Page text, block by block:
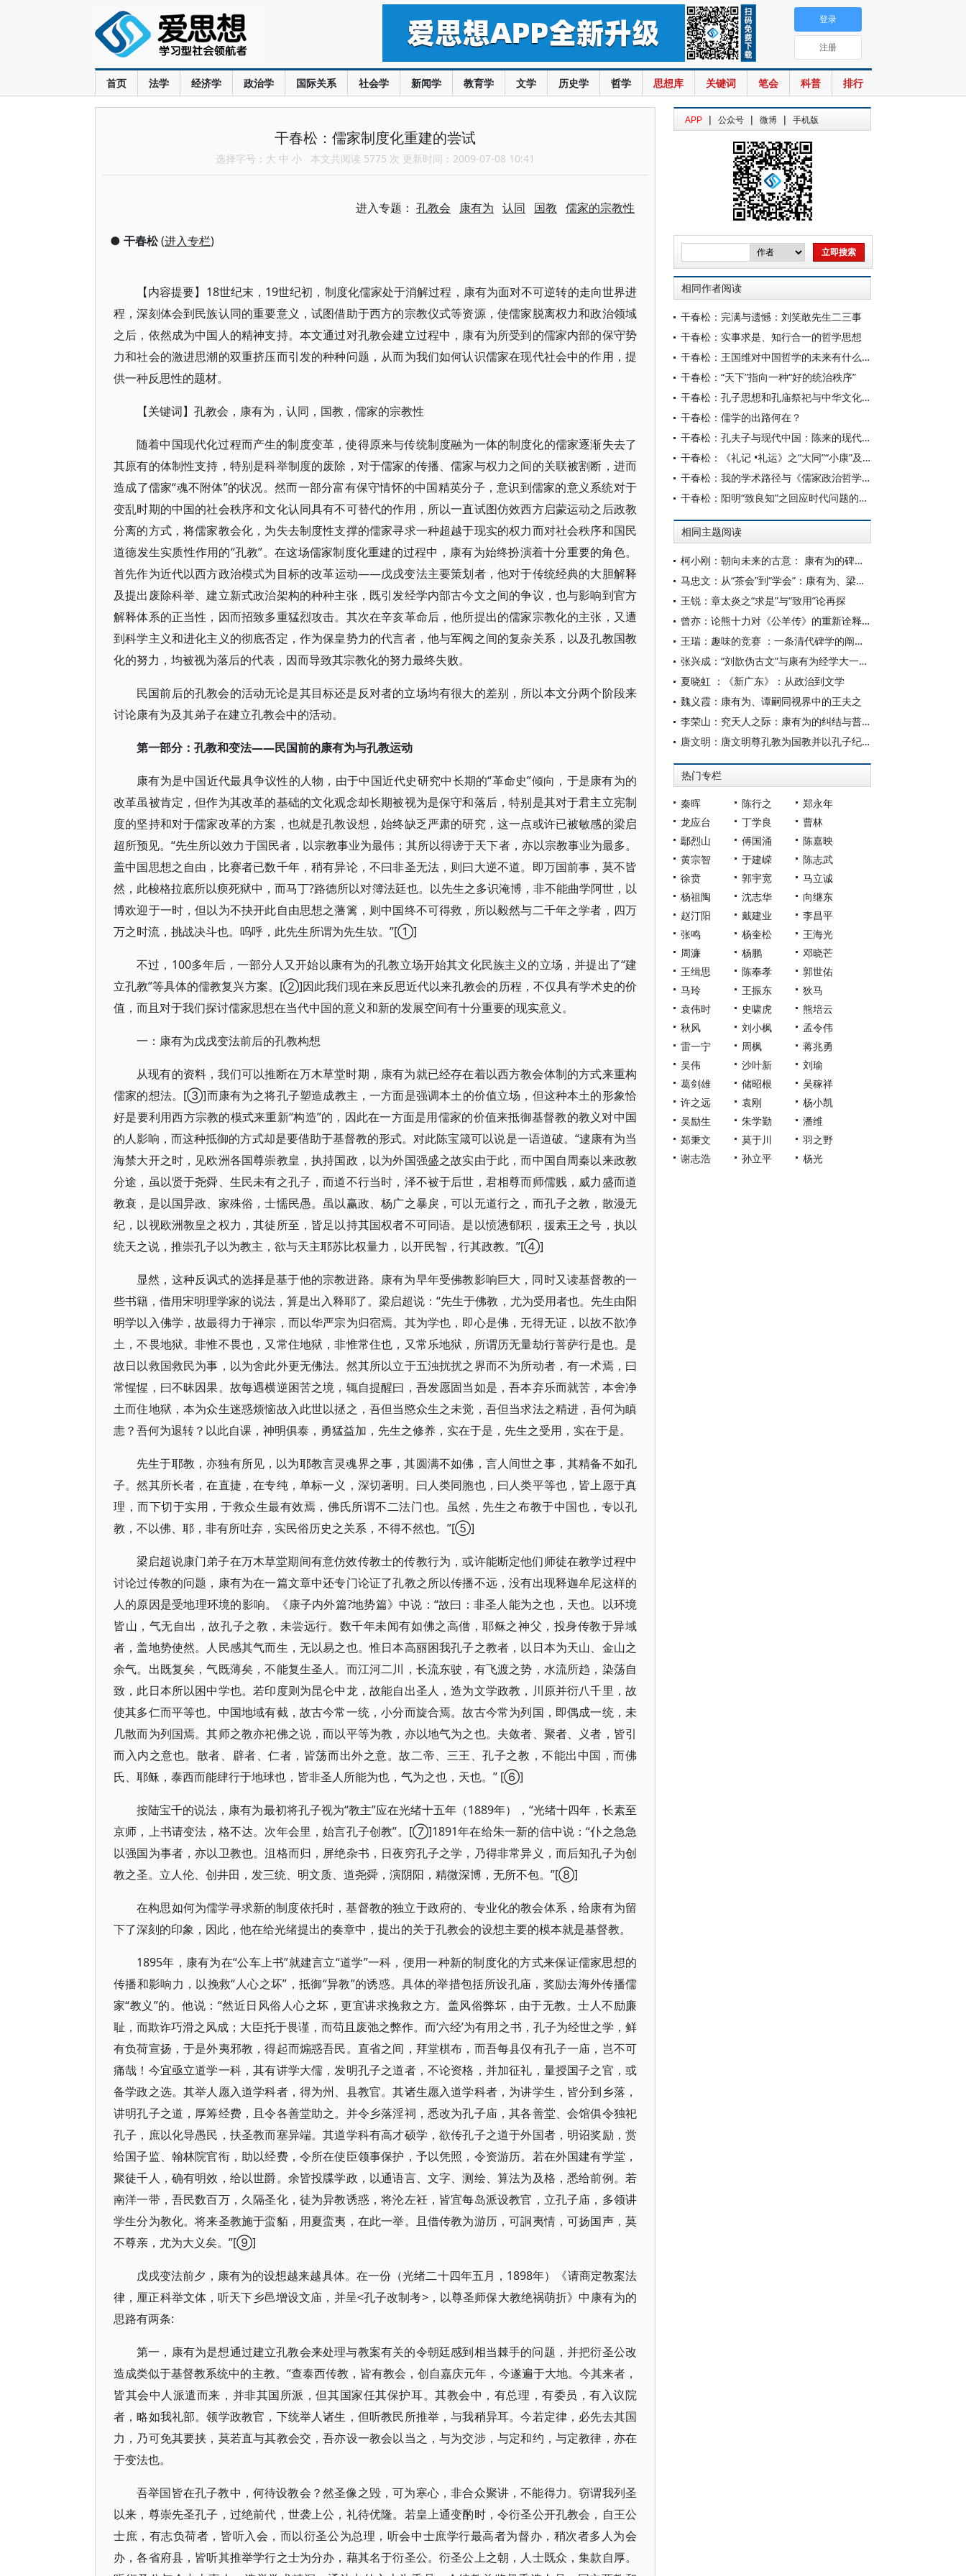
首页 法学 经济学 政治学 国际关系 社会学 新闻学 教育学 文学 历史学 哲学 思想库 关键词 笔会 科普 排行
登录
注册
干春松：儒家制度化重建的尝试
选择字号： 大 中 小 本文共阅读 5775 次 更新时间：2009-07-08 10:41
进入专题： 孔教会 康有为 认同 国教 儒家的宗教性
● 干春松(进入专栏)
【内容提要】18世纪末，19世纪初，制度化儒家处于消解过程，康有为面对不可逆转的走向世界进
程，深刻体会到民族认同的重要意义，试图借助于西方的宗教仪式等资源，使儒家脱离权力和政治领域
之后，依然成为中国人的精神支持。本文通过对孔教会建立过程中，康有为所受到的儒家内部的保守势
力和社会的激进思潮的双重挤压而引发的种种问题，从而为我们如何认识儒家在现代社会中的作用，提
供一种反思性的题材。
【关键词】孔教会，康有为，认同，国教，儒家的宗教性
随着中国现代化过程而产生的制度变革，使得原来与传统制度融为一体的制度化的儒家逐渐失去了
其原有的体制性支持，特别是科举制度的废除，对于儒家的传播、儒家与权力之间的关联被割断，进而
造成了儒家“魂不附体”的状况。然而一部分富有保守情怀的中国精英分子，意识到儒家的意义系统对于
变乱时期的中国的社会秩序和文化认同具有不可替代的作用，所以一直试图仿效西方启蒙运动之后政教
分离的方式，将儒家教会化，为失去制度性支撑的儒家寻求一种超越于现实的权力而对社会秩序和国民
道德发生实质性作用的“孔教”。在这场儒家制度化重建的过程中，康有为始终扮演着十分重要的角色。
首先作为近代以西方政治模式为目标的改革运动——戊戌变法主要策划者，他对于传统经典的大胆解释
及提出废除科举、建立新式政治架构的种种主张，既引发经学内部古今文之间的争议，也与影响到官方
解释体系的正当性，因而招致多重猛烈攻击。其次在辛亥革命后，他所提出的儒家宗教化的主张，又遭
到科学主义和进化主义的彻底否定，作为保皇势力的代言者，他与军阀之间的复杂关系，以及孔教国教
化的努力，均被视为落后的代表，因而导致其宗教化的努力最终失败。
民国前后的孔教会的活动无论是其目标还是反对者的立场均有很大的差别，所以本文分两个阶段来
讨论康有为及其弟子在建立孔教会中的活动。
第一部分：孔教和变法——民国前的康有为与孔教运动
康有为是中国近代最具争议性的人物，由于中国近代史研究中长期的“革命史”倾向，于是康有为的
改革虽被肯定，但作为其改革的基础的文化观念却长期被视为是保守和落后，特别是其对于君主立宪制
度的坚持和对于儒家改革的方案，也就是孔教设想，始终缺乏严肃的研究，这一点或许已被敏感的梁启
超所预见。“先生所以效力于国民者，以宗教事业为最伟；其所以得谤于天下者，亦以宗教事业为最多。
盖中国思想之自由，比赛者已数千年，稍有异论，不曰非圣无法，则曰大逆不道。即万国前事，莫不皆
然，此梭格拉底所以瘐死狱中，而马丁?路德所以对簿法廷也。以先生之多识淹博，非不能曲学阿世，以
博欢迎于一时，但以为不抉开此自由思想之藩篱，则中国终不可得救，所以毅然与二千年之学者，四万
万之时流，挑战决斗也。呜呼，此先生所谓为先生欤。”[①]
不过，100多年后，一部分人又开始以康有为的孔教立场开始其文化民族主义的立场，并提出了“建
立孔教”等具体的儒教复兴方案。[②]因此我们现在来反思近代以来孔教会的历程，不仅具有学术史的价
值，而且对于我们探讨儒家思想在当代中国的意义和新的发展空间有十分重要的现实意义。
一：康有为戊戌变法前后的孔教构想
从现有的资料，我们可以推断在万木草堂时期，康有为就已经存在着以西方教会体制的方式来重构
儒家的想法。[③]而康有为之将孔子塑造成教主，一方面是强调本土的价值立场，但这种本土的形象恰
好是要利用西方宗教的模式来重新“构造”的，因此在一方面是用儒家的价值来抵御基督教的教义对中国
的人影响，而这种抵御的方式却是要借助于基督教的形式。对此陈宝箴可以说是一语道破。“逮康有为当
海禁大开之时，见欧洲各国尊崇教皇，执持国政，以为外国强盛之故实由于此，而中国自周秦以来政教
分途，虽以贤于尧舜、生民未有之孔子，而道不行当时，泽不被于后世，君相尊而师儒贱，威力盛而道
教衰，是以国异政、家殊俗，士懦民愚。虽以赢政、杨广之暴戾，可以无道行之，而孔子之教，散漫无
纪，以视欧洲教皇之权力，其徒所至，皆足以持其国权者不可同语。是以愤懑郁积，援素王之号，执以
统天之说，推崇孔子以为教主，欲与天主耶苏比权量力，以开民智，行其政教。”[④]
显然，这种反讽式的选择是基于他的宗教进路。康有为早年受佛教影响巨大，同时又读基督教的一
些书籍，借用宋明理学家的说法，算是出入释耶了。梁启超说：“先生于佛教，尤为受用者也。先生由阳
明学以入佛学，故最得力于禅宗，而以华严宗为归宿焉。其为学也，即心是佛，无得无证，以故不歆净
土，不畏地狱。非惟不畏也，又常住地狱，非惟常住也，又常乐地狱，所谓历无量劫行菩萨行是也。是
故日以救国救民为事，以为舍此外更无佛法。然其所以立于五浊扰扰之界而不为所动者，有一术焉，曰
常惺惺，曰不昧因果。故每遇横逆困苦之境，辄自提醒曰，吾发愿固当如是，吾本弃乐而就苦，本舍净
土而住地狱，本为众生迷惑烦恼故入此世以拯之，吾但当愍众生之未觉，吾但当求法之精进，吾何为瞋
恚？吾何为退转？以此自课，神明俱泰，勇猛益加，先生之修养，实在于是，先生之受用，实在于是。
先生于耶教，亦独有所见，以为耶教言灵魂界之事，其圆满不如佛，言人间世之事，其精备不如孔
子。然其所长者，在直捷，在专纯，单标一义，深切著明。曰人类同胞也，曰人类平等也，皆上愿于真
理，而下切于实用，于救众生最有效焉，佛氏所谓不二法门也。虽然，先生之布教于中国也，专以孔
教，不以佛、耶，非有所吐弃，实民俗历史之关系，不得不然也。”[⑤]
梁启超说康门弟子在万木草堂期间有意仿效传教士的传教行为，或许能断定他们师徒在教学过程中
讨论过传教的问题，康有为在一篇文章中还专门论证了孔教之所以传播不远，没有出现释迦牟尼这样的
人的原因是受地理环境的影响。《康子内外篇?地势篇》中说：“故曰：非圣人能为之也，天也。以环境
皆山，气无自出，故孔子之教，未尝远行。数千年未闻有如佛之高僧，耶稣之神父，投身传教于异域
者，盖地势使然。人民感其气而生，无以易之也。惟日本高丽困我孔子之教者，以日本为天山、金山之
余气。出既复矣，气既薄矣，不能复生圣人。而江河二川，长流东驶，有飞渡之势，水流所趋，染荡自
致，此日本所以困中学也。若印度则为昆仑中龙，故能自出圣人，造为文学政教，川原并衍八千里，故
使其多仁而平等也。中国地域有截，故古今常一统，小分而旋合焉。故古今常为列国，即偶成一统，未
几散而为列国焉。其师之教亦祀佛之说，而以平等为教，亦以地气为之也。夫敛者、聚者、义者，皆引
而入内之意也。散者、辟者、仁者，皆荡而出外之意。故二帝、三王、孔子之教，不能出中国，而佛
氏、耶稣，泰西而能肆行于地球也，皆非圣人所能为也，气为之也，天也。” [⑥]
按陆宝千的说法，康有为最初将孔子视为“教主”应在光绪十五年（1889年），“光绪十四年，长素至
京师，上书请变法，格不达。次年会里，始言孔子创教”。[⑦]1891年在给朱一新的信中说：“仆之急急
以强国为事者，亦以卫教也。沮格而归，屏绝杂书，日夜穷孔子之学，乃得非常异义，而后知孔子为创
教之圣。立人伦、创井田，发三统、明文质、道尧舜，演阴阳，精微深博，无所不包。”[⑧]
在构思如何为儒学寻求新的制度依托时，基督教的独立于政府的、专业化的教会体系，给康有为留
下了深刻的印象，因此，他在给光绪提出的奏章中，提出的关于孔教会的设想主要的模本就是基督教。
1895年，康有为在“公车上书”就建言立“道学”一科，便用一种新的制度化的方式来保证儒家思想的
传播和影响力，以挽救“人心之坏”，抵御“异教”的诱惑。具体的举措包括所设孔庙，奖励去海外传播儒
家“教义”的。他说：“然近日风俗人心之坏，更宜讲求挽救之方。盖风俗弊坏，由于无教。士人不励廉
耻，而欺诈巧滑之风成；大臣托于畏谨，而苟且废弛之弊作。而‘六经’为有用之书，孔子为经世之学，鲜
有负荷宣扬，于是外夷邪教，得起而煽惑吾民。直省之间，拜堂棋布，而吾每县仅有孔子一庙，岂不可
痛哉！今宜亟立道学一科，其有讲学大儒，发明孔子之道者，不论资格，并加征礼，量授国子之官，或
备学政之选。其举人愿入道学科者，得为州、县教官。其诸生愿入道学科者，为讲学生，皆分到乡落，
讲明孔子之道，厚筹经费，且令各善堂助之。并令乡落淫祠，悉改为孔子庙，其各善堂、会馆俱令独祀
孔子，庶以化导愚民，扶圣教而塞异端。其道学科有高才硕学，欲传孔子之道于外国者，明诏奖励，赏
给国子监、翰林院官衔，助以经费，令所在使臣领事保护，予以凭照，令资游历。若在外国建有学堂，
聚徒千人，确有明效，给以世爵。余皆投牒学政，以通语言、文字、测绘、算法为及格，悉给前例。若
南洋一带，吾民数百万，久隔圣化，徒为异教诱惑，将沦左衽，皆宜每岛派设教官，立孔子庙，多领讲
学生分为教化。将来圣教施于蛮貊，用夏蛮夷，在此一举。且借传教为游历，可詷夷情，可扬国声，莫
不尊亲，尤为大义矣。”[⑨]
戊戌变法前夕，康有为的设想越来越具体。在一份（光绪二十四年五月，1898年）《请商定教案法
律，厘正科举文体，听天下乡邑增设文庙，并呈<孔子改制考>，以尊圣师保大教绝祸萌折》中康有为的
思路有两条:
第一，康有为是想通过建立孔教会来处理与教案有关的令朝廷感到相当棘手的问题，并把衍圣公改
造成类似于基督教系统中的主教。“查泰西传教，皆有教会，创自嘉庆元年，今遂遍于大地。今其来者，
皆其会中人派遣而来，并非其国所派，但其国家任其保护耳。其教会中，有总理，有委员，有入议院
者，略如我礼部。领学政教官，下统举人诸生，但听教民所推举，与我稍异耳。今若定律，必先去其国
力，乃可免其要挟，莫若直与其教会交，吾亦设一教会以当之，与为交涉，与定和约，与定教律，亦在
于变法也。
吾举国皆在孔子教中，何待设教会？然圣像之毁，可为寒心，非合众聚讲，不能得力。窃谓我列圣
以来，尊崇先圣孔子，过绝前代，世袭上公，礼待优隆。若皇上通变酌时，令衍圣公开孔教会，自王公
士庶，有志负荷者，皆听入会，而以衍圣公为总理，听会中士庶学行最高者为督办，稍次者多人为会
办，各省府县，皆听其推举学行之士为分办，藉其名于衍圣公。衍圣公上之朝，人士既众，集款自厚。
APP | 公众号 | 微博 | 手机版
相同作者阅读
干春松：完满与遗憾：刘笑敢先生二三事
干春松：实事求是、知行合一的哲学思想
干春松：王国维对中国哲学的未来有什么构想？
干春松：“天下”指向一种“好的统治秩序”
干春松：孔子思想和孔庙祭祀与中华文化的延续性
干春松：儒学的出路何在？
干春松：孔夫子与现代中国：陈来的现代中国哲学研究
干春松：《礼记 •礼运》之“大同”“小康”及其解释史
干春松：我的学术路径与《儒家政治哲学大纲》
干春松：阳明“致良知”之回应时代问题的方式及其挫折
相同主题阅读
柯小刚：朝向未来的古意： 康有为的碑学革命与经学革命
马忠文：从“茶会”到“学会”：康有为、梁启超的政治宣传与“保国会”历史的生成
王锐：章太炎之“求是”与“致用”论再探
曾亦：论熊十力对《公羊传》的重新诠释及其晚期政治思想——从《读经示要》到《乾坤衍》
王瑞：趣味的竞赛 ：一条清代碑学的阐释路径
张兴成：“刘歆伪古文”与康有为经学大一统思想
夏晓虹 ：《新广东》：从政治到文学
魏义霞：康有为、谭嗣同视界中的王夫之
李荣山：究天人之际：康有为的纠结与普遍性的两难——从费孝通出发的考察
唐文明：唐文明尊孔教为国教并以孔子纪年——戊戌流亡后康有为的孔教思想
热门专栏
秦晖 陈行之
郑永年
龙应台
丁学良
曹林
鄢烈山
傅国涌
陈嘉映
黄宗智
于建嵘
陈志武
徐贲
郭宇宽
马立诚
杨祖陶
沈志华
向继东
赵汀阳
戴建业
李昌平
张鸣
杨奎松
王海光
周濂
杨鹏
邓晓芒
王缉思
陈奉孝
郭世佑
马玲
王振东
狄马
袁伟时
史啸虎
熊培云
秋风
刘小枫
孟令伟
雷一宁
周枫
蒋兆勇
吴伟
沙叶新
刘瑜
葛剑雄
储昭根
吴稼祥
许之远
袁刚
杨小凯
吴励生
朱学勤
潘维
郑秉文
莫于川
羽之野
谢志浩
孙立平 杨光